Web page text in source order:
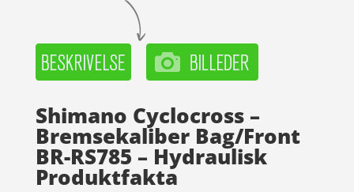
Shimano Cyclocross –
Bremsekaliber Bag/Front
BR-RS785 – Hydraulisk
Produktfakta